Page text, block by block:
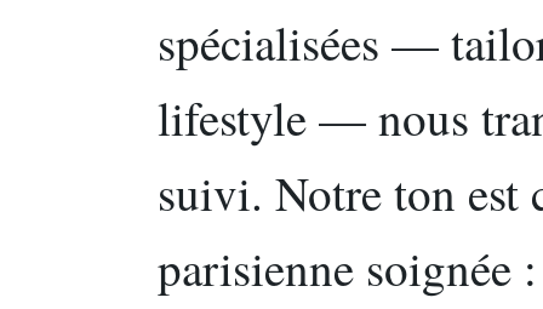
spécialisées —
lifestyle — nous
suivi. Notre ton est
parisienne soignée